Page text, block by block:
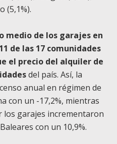
(5,1%).
medio de los garajes en
de las 17 comunidades
el precio del alquiler de
del país. Así, la
anual en régimen de
con un -17,2%, mientras
los garajes incrementaron
con un 10,9%.